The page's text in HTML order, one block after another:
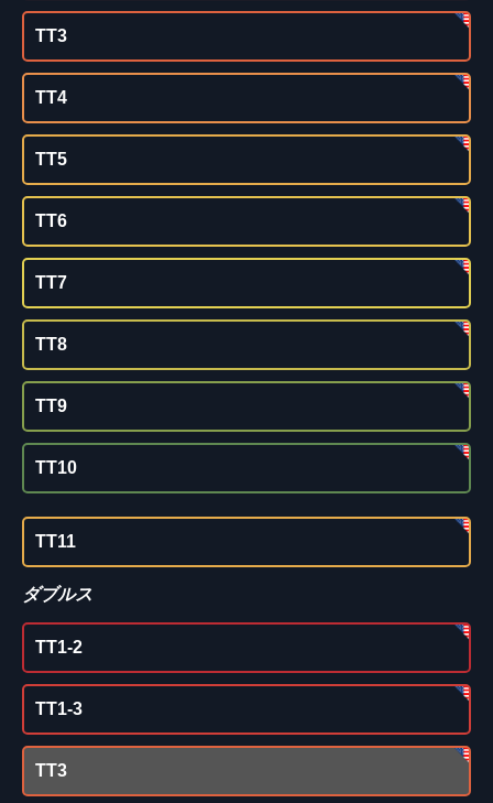
TT3
TT4
TT5
TT6
TT7
TT8
TT9
TT10
TT11
ダブルス
TT1-2
TT1-3
TT3